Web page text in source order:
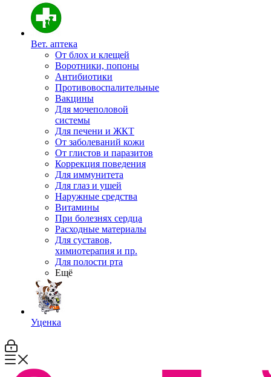
Вет. аптека
От блох и клещей
Воротники, попоны
Антибиотики
Противовоспалительные
Вакцины
Для мочеполовой
системы
Для печени и ЖКТ
От заболеваний кожи
От глистов и паразитов
Коррекция поведения
Для иммунитета
Для глаз и ушей
Наружные средства
Витамины
При болезнях сердца
Расходные материалы
Для суставов,
химиотерапия и пр.
Для полости рта
Ещё
Уценка